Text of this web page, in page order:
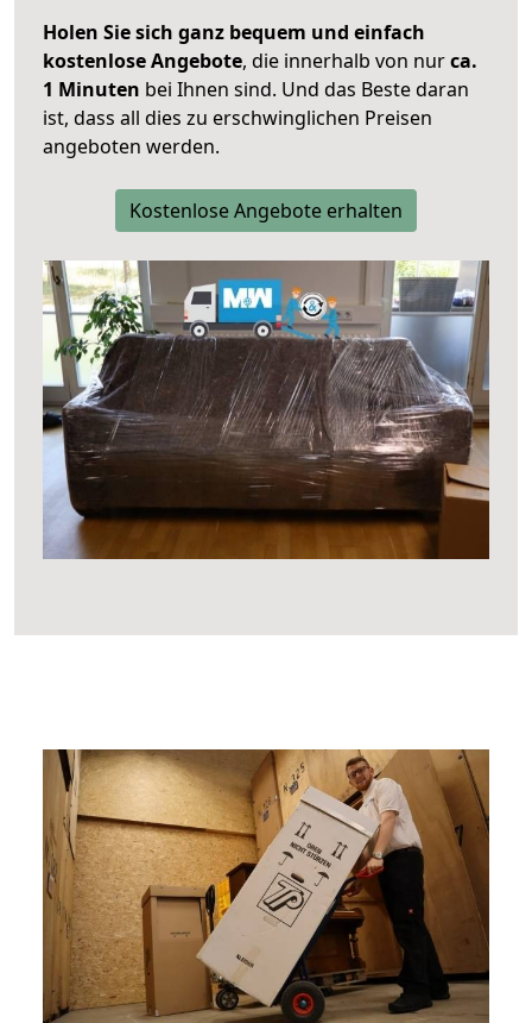
Holen Sie sich ganz bequem und einfach
kostenlose Angebote, die innerhalb von nurca.
1 Minuten bei Ihnen sind. Und das Beste daran
ist, dass all dies zu erschwinglichen Preisen
angeboten werden.
Kostenlose Angebote erhalten